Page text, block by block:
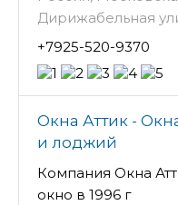
Дирижабельная
+7925-520-9370
Окна Аттик -
и лоджий
Компания Окна
окно в 1996 г